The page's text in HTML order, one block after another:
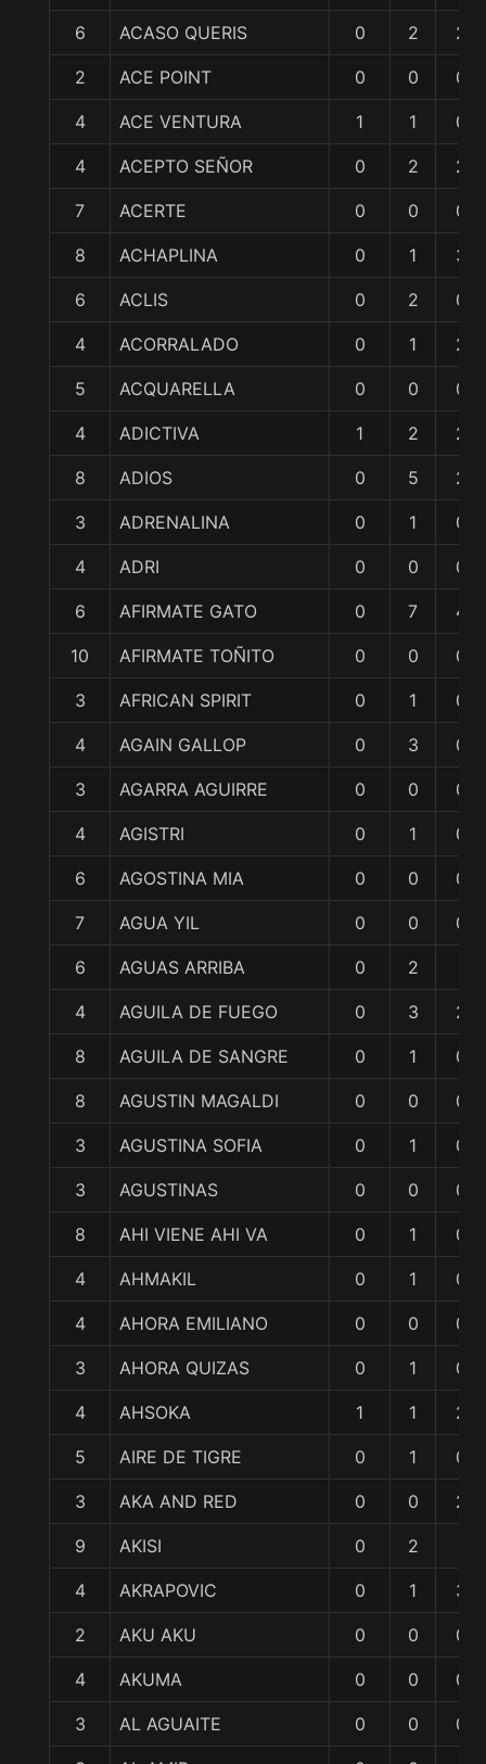
6 ACASO QUERIS 0 2 2
2 ACE POINT 0 0 0
4 ACE VENTURA 1 1 0
4 ACEPTO SEÑOR 0 2 2
7 ACERTE 0 0 0
8 ACHAPLINA 0 1 3
6 ACLIS 0 2 0
4 ACORRALADO 0 1 2
5 ACQUARELLA 0 0 0
4 ADICTIVA 1 2 2
8 ADIOS 0 5 2
3 ADRENALINA 0 1 0
4 ADRI 0 0 0
6 AFIRMATE GATO 0 7 4
10 AFIRMATE TOÑITO 0 0 0
3 AFRICAN SPIRIT 0 1 0
4 AGAIN GALLOP 0 3 0
3 AGARRA AGUIRRE 0 0 0
4 AGISTRI 0 1 0
6 AGOSTINA MIA 0 0 0
7 AGUA YIL 0 0 0
6 AGUAS ARRIBA 0 2
4 AGUILA DE FUEGO 0 3 2
8 AGUILA DE SANGRE 0 1 0
8 AGUSTIN MAGALDI 0 0 0
3 AGUSTINA SOFIA 0 1 0
3 AGUSTINAS 0 0 0
8 AHI VIENE AHI VA 0 1 0
4 AHMAKIL 0 1 0
4 AHORA EMILIANO 0 0 0
3 AHORA QUIZAS 0 1 0
4 AHSOKA 1 1 2
5 AIRE DE TIGRE 0 1 0
3 AKA AND RED 0 0 2
9 AKISI 0 2
4 AKRAPOVIC 0 1 3
2 AKU AKU 0 0 0
4 AKUMA 0 0 0
3 AL AGUAITE 0 0 0